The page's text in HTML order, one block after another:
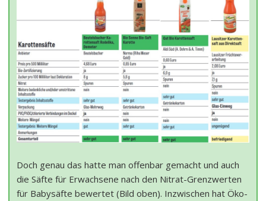
Doch genau das hatte man offenbar gemacht und auch
die Säfte für Erwachsene nach den Nitrat-Grenzwerten
für Babysäfte bewertet (Bild oben). Inzwischen hat Öko-